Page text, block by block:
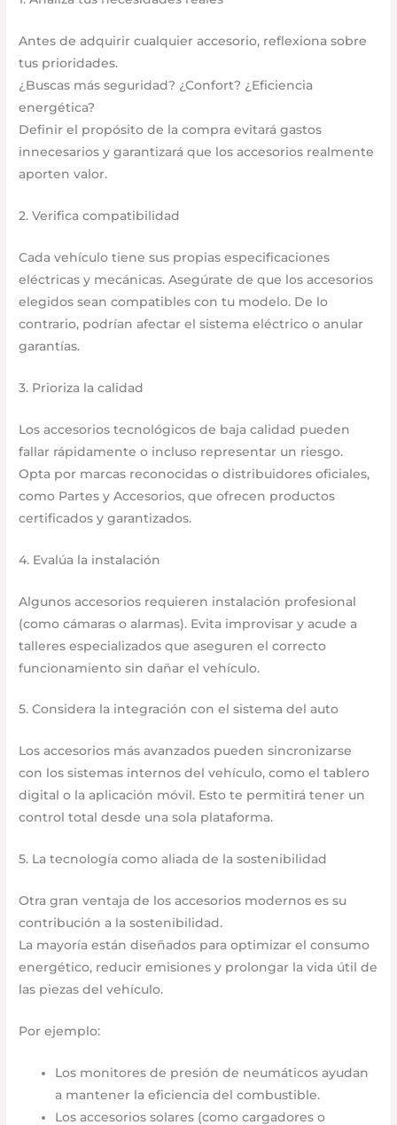
Antes de adquirir cualquier accesorio, reflexiona sobre
tus prioridades.
¿Buscas más seguridad? ¿Confort? ¿Eficiencia
energética?
Definir el propósito de la compra evitará gastos
innecesarios y garantizará que los accesorios realmente
aporten valor.
2. Verifica compatibilidad
Cada vehículo tiene sus propias especificaciones
eléctricas y mecánicas. Asegúrate de que los accesorios
elegidos sean compatibles con tu modelo. De lo
contrario, podrían afectar el sistema eléctrico o anular
garantías.
3. Prioriza la calidad
Los accesorios tecnológicos de baja calidad pueden
fallar rápidamente o incluso representar un riesgo.
Opta por marcas reconocidas o distribuidores oficiales,
como Partes y Accesorios, que ofrecen productos
certificados y garantizados.
4. Evalúa la instalación
Algunos accesorios requieren instalación profesional
(como cámaras o alarmas). Evita improvisar y acude a
talleres especializados que aseguren el correcto
funcionamiento sin dañar el vehículo.
5. Considera la integración con el sistema del auto
Los accesorios más avanzados pueden sincronizarse
con los sistemas internos del vehículo, como el tablero
digital o la aplicación móvil. Esto te permitirá tener un
control total desde una sola plataforma.
5. La tecnología como aliada de la sostenibilidad
Otra gran ventaja de los accesorios modernos es su
contribución a la sostenibilidad.
La mayoría están diseñados para optimizar el consumo
energético, reducir emisiones y prolongar la vida útil de
las piezas del vehículo.
Por ejemplo:
Los monitores de presión de neumáticos ayudan
a mantener la eficiencia del combustible.
Los accesorios solares (como cargadores o